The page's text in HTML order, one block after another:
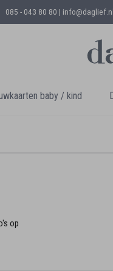
085 - 043 80 80 |
baby / kind
op